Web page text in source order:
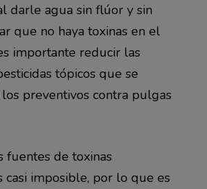
darle agua sin flúor y sin
que no haya toxinas en el
importante reducir las
tópicos que se
preventivos contra pulgas
fuentes de toxinas
casi imposible, por lo que es